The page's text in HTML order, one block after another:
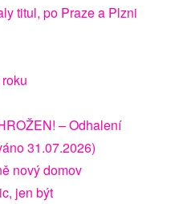
titul, po Praze a Plzni
– Odhalení
31.07.2026)
nový domov
jen být